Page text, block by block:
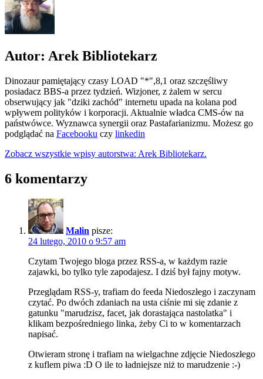
Autor: Arek Bibliotekarz
Dinozaur pamiętający czasy LOAD "*",8,1 oraz szczęśliwy
posiadacz BBS-a przez tydzień. Wizjoner, z żalem w sercu
obserwujący jak "dziki zachód" internetu upada na kolana pod
wpływem polityków i korporacji. Aktualnie władca CMS-ów na
państwówce. Wyznawca synergii oraz Pastafarianizmu. Możesz go
podglądać na Facebooku czy linkedin
Zobacz wszystkie wpisy autorstwa: Arek Bibliotekarz.
6 komentarzy
Malin pisze:
24 lutego, 2010 o 9:57 am
Czytam Twojego bloga przez RSS-a, w każdym razie
zajawki, bo tylko tyle zapodajesz. I dziś był fajny motyw.
Przeglądam RSS-y, trafiam do feeda Niedoszłego i zaczynam
czytać. Po dwóch zdaniach na usta ciśnie mi się zdanie z
gatunku "marudzisz, facet, jak dorastająca nastolatka" i
klikam bezpośredniego linka, żeby Ci to w komentarzach
napisać.
Otwieram stronę i trafiam na wielgachne zdjęcie Niedoszłego
z kuflem piwa :D O ile to ładniejsze niż to marudzenie :-)